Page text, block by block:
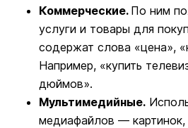
Коммерческие. По ним
услуги и товары для
содержат слова «цена»,
Например, «купить
дюймов».
Мультимедийные.
медиафайлов — картинок,